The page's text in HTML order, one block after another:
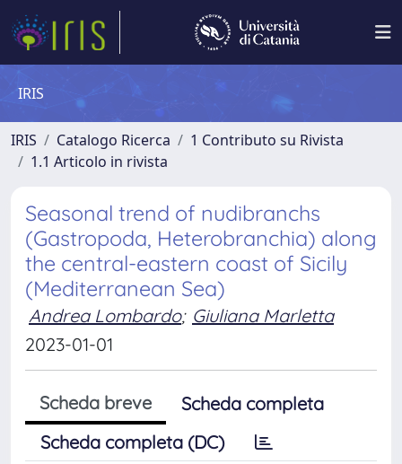
IRIS
IRIS Catalogo Ricerca
1 Contributo su Rivista
1.1 Articolo in rivista
Seasonal trend of nudibranchs
(Gastropoda, Heterobranchia) along
the central-eastern coast of Sicily
(Mediterranean Sea)
Andrea Lombardo; Giuliana Marletta
2023-01-01
Scheda breve
Scheda completa
Scheda completa (DC)